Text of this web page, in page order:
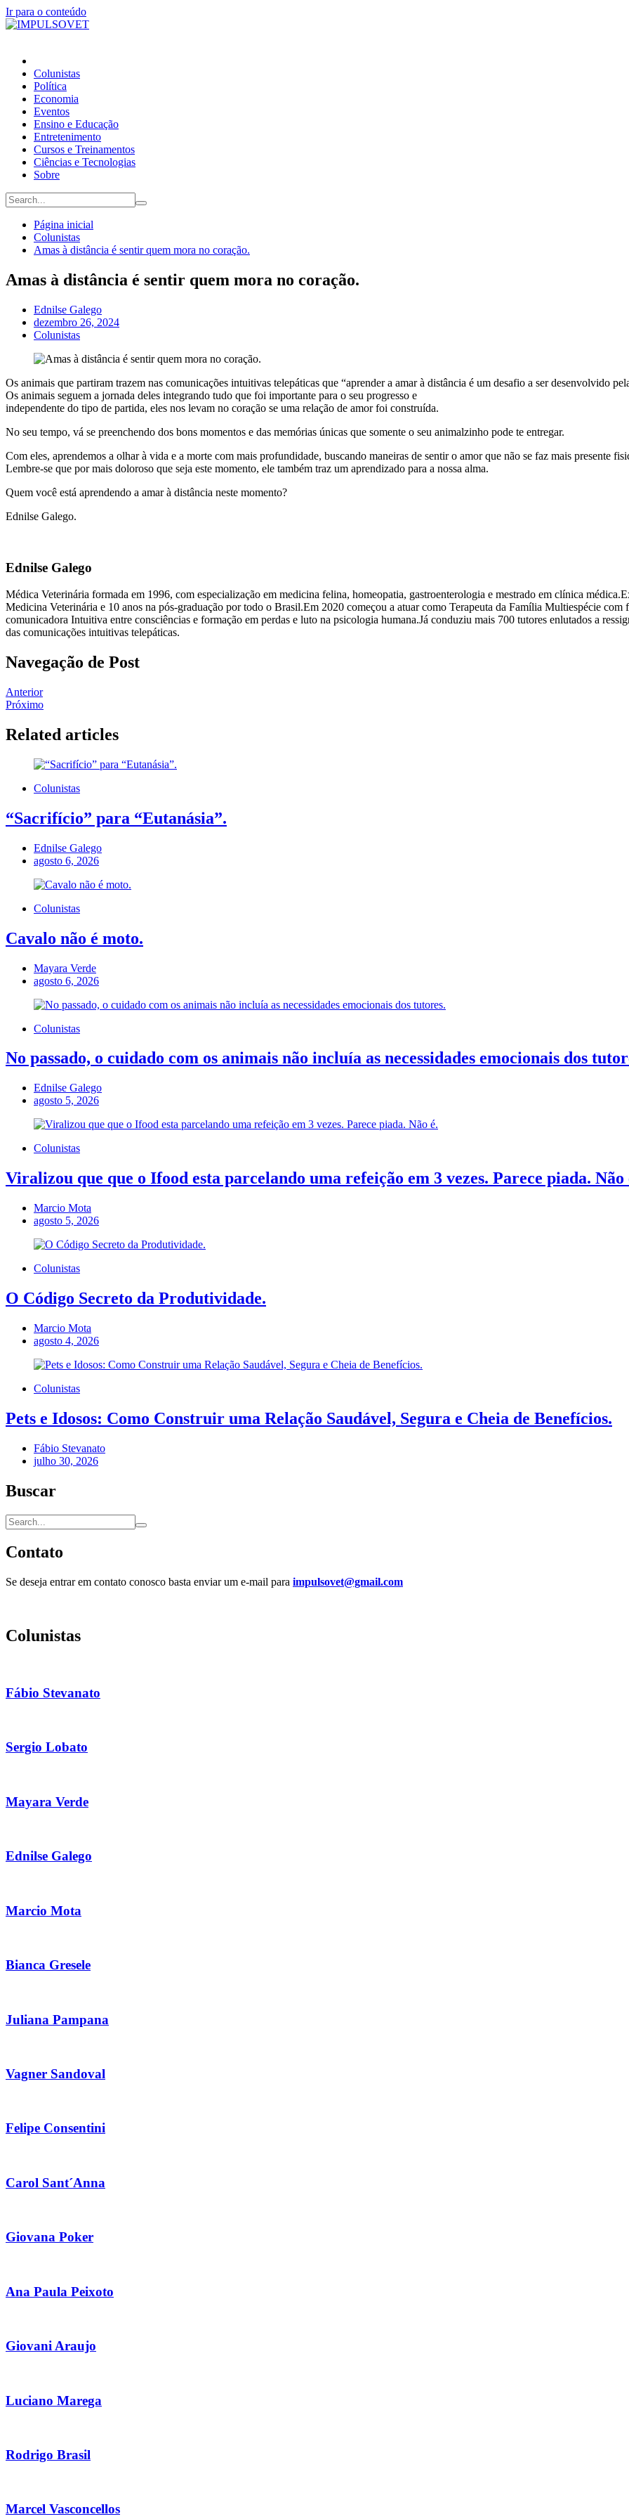
Ir para o conteúdo
Colunistas
Política
Economia
Eventos
Ensino e Educação
Entretenimento
Cursos e Treinamentos
Ciências e Tecnologias
Sobre
Página inicial
Colunistas
Amas à distância é sentir quem mora no coração.
Amas à distância é sentir quem mora no coração.
Ednilse Galego
dezembro 26, 2024
Colunistas
Os animais que partiram trazem nas comunicações intuitivas telepáticas que “aprender a amar à distância é um desafio a ser desenvolvido
Os animais seguem a jornada deles integrando tudo que foi importante para o seu progresso e
independente do tipo de partida, eles nos levam no coração se uma relação de amor foi construída.
No seu tempo, vá se preenchendo dos bons momentos e das memórias únicas que somente o seu animalzinho pode te entregar.
Com eles, aprendemos a olhar à vida e a morte com mais profundidade, buscando maneiras de sentir o amor que não se faz mais presente
Lembre-se que por mais doloroso que seja este momento, ele também traz um aprendizado para a nossa alma.
Quem você está aprendendo a amar à distância neste momento?
Ednilse Galego.
Ednilse Galego
Médica Veterinária formada em 1996, com especialização em medicina felina, homeopatia, gastroenterologia e mestrado em clínica
Medicina Veterinária e 10 anos na pós-graduação por todo o Brasil.Em 2020 começou a atuar como Terapeuta da Família Multiespécie
comunicadora Intuitiva entre consciências e formação em perdas e luto na psicologia humana.Já conduziu mais 700 tutores enlutados a
das comunicações intuitivas telepáticas.
Navegação de Post
Anterior
Próximo
Related articles
Colunistas
“Sacrifício” para “Eutanásia”.
Ednilse Galego
agosto 6, 2026
Colunistas
Cavalo não é moto.
Mayara Verde
agosto 6, 2026
Colunistas
No passado, o cuidado com os animais não incluía as necessidades emocionais dos
Ednilse Galego
agosto 5, 2026
Colunistas
Viralizou que que o Ifood esta parcelando uma refeição em 3 vezes. Parece piada. Não
Marcio Mota
agosto 5, 2026
Colunistas
O Código Secreto da Produtividade.
Marcio Mota
agosto 4, 2026
Colunistas
Pets e Idosos: Como Construir uma Relação Saudável, Segura e Cheia de Benefícios.
Fábio Stevanato
julho 30, 2026
Buscar
Contato
Se deseja entrar em contato conosco basta enviar um e-mail para impulsovet@gmail.com
Colunistas
Fábio Stevanato
Sergio Lobato
Mayara Verde
Ednilse Galego
Marcio Mota
Bianca Gresele
Juliana Pampana
Vagner Sandoval
Felipe Consentini
Carol Sant´Anna
Giovana Poker
Ana Paula Peixoto
Giovani Araujo
Luciano Marega
Rodrigo Brasil
Marcel Vasconcellos